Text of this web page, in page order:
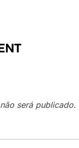
será publicado.